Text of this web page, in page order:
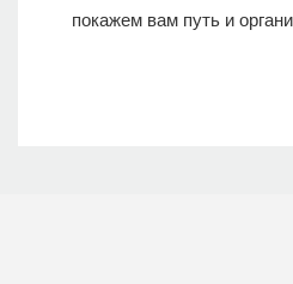
покажем вам путь и